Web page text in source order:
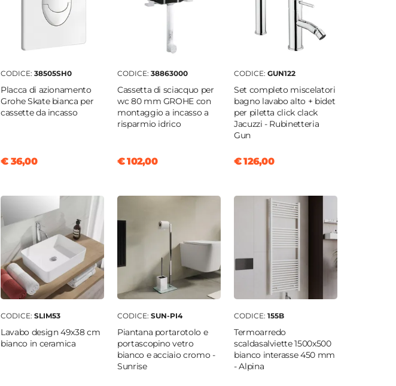
CODICE: 38505SH0
Placca di azionamento
Grohe Skate bianca per
cassette da incasso
€ 36,00
CODICE: 38863000
Cassetta di sciacquo per
wc 80 mm GROHE con
montaggio a incasso a
risparmio idrico
€ 102,00
CODICE: GUN122
Set completo miscelatori
bagno lavabo alto + bidet
per piletta click clack
Jacuzzi - Rubinetteria
Gun
€ 126,00
CODICE: SLIM53
Lavabo design 49x38 cm
bianco in ceramica
CODICE: SUN-PI4
Piantana portarotolo e
portascopino vetro
bianco e acciaio cromo -
Sunrise
CODICE: 155B
Termoarredo
scaldasalviette 1500x500
bianco interasse 450 mm
- Alpina